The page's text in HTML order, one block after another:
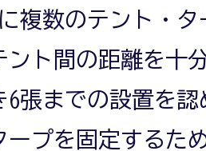
複数のテント・
ント間の距離を十
6張までの設置を
ープを固定するた